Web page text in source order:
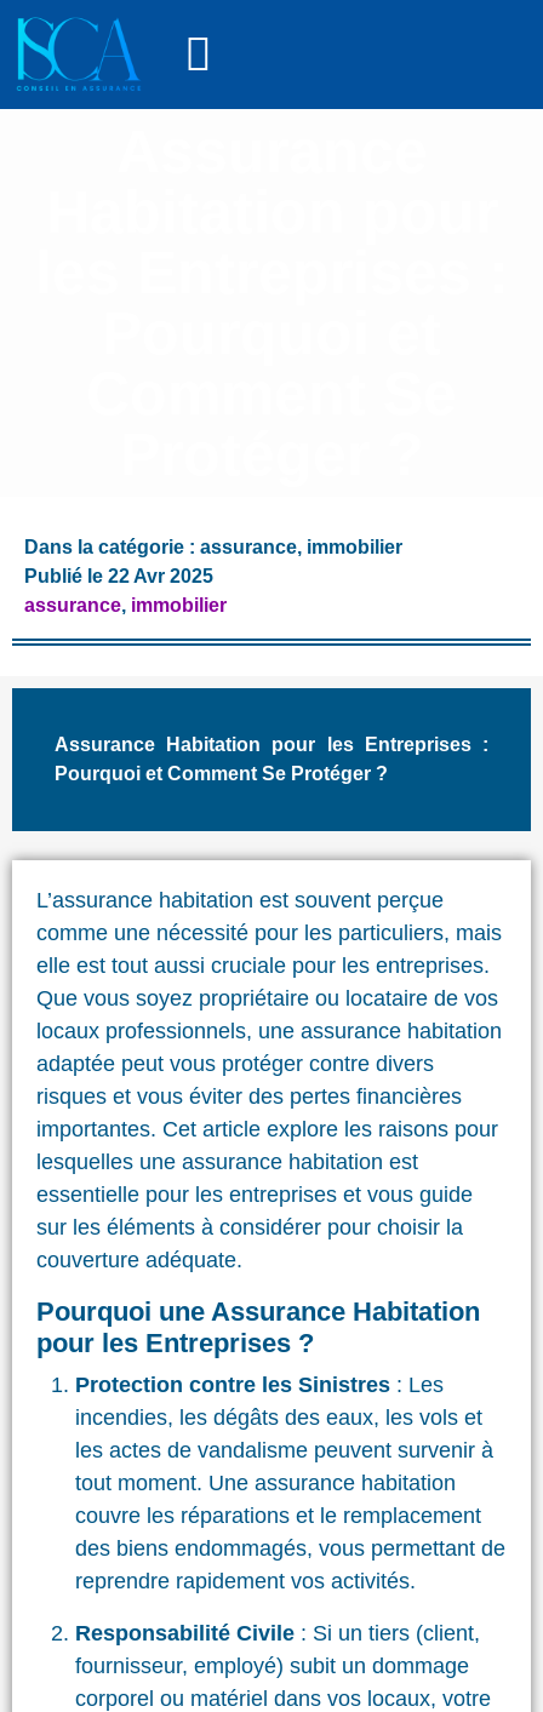
Dans la catégorie : assurance, immobilier
Publié le 22 Avr 2025
assurance, immobilier
Assurance Habitation pour les Entreprises :
Pourquoi et Comment Se Protéger ?
L’assurance habitation est souvent perçue
comme une nécessité pour les particuliers, mais
elle est tout aussi cruciale pour les entreprises.
Que vous soyez propriétaire ou locataire de vos
locaux professionnels, une assurance habitation
adaptée peut vous protéger contre divers
risques et vous éviter des pertes financières
importantes. Cet article explore les raisons pour
lesquelles une assurance habitation est
essentielle pour les entreprises et vous guide
sur les éléments à considérer pour choisir la
couverture adéquate.
Pourquoi une Assurance Habitation
pour les Entreprises ?
Protection contre les Sinistres : Les
incendies, les dégâts des eaux, les vols et
les actes de vandalisme peuvent survenir à
tout moment. Une assurance habitation
couvre les réparations et le remplacement
des biens endommagés, vous permettant de
reprendre rapidement vos activités.
Responsabilité Civile : Si un tiers (client,
fournisseur, employé) subit un dommage
corporel ou matériel dans vos locaux, votre